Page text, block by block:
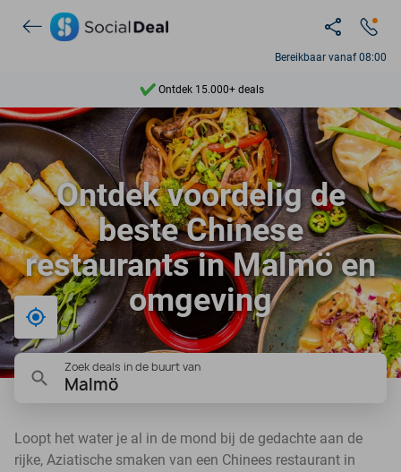
Bereikbaar vanaf 08:00
Ontdek 15.000+ deals
7 dagen per week beschikbaar
10+ miljoen leden
9,4
Ontdek 15.000+ deals
Ontdek voordelig de
beste Chinese
restaurants in Malmö en
omgeving
Bij mij in de buurt
Zoek deals in de buurt van
Malmö
Loopt het water je al in de mond bij de gedachte aan de
rijke, Aziatische smaken van een Chinees restaurant in